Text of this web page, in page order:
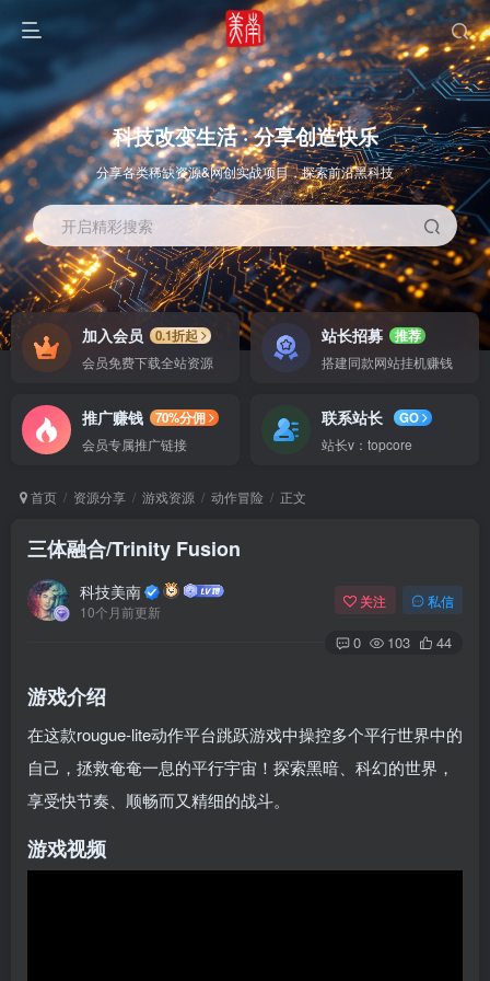
OS教程 SOFT教程
软件 Linux软件 Android软件
科技改变生活 · 分享创造快乐
分享各类稀缺资源&网创实战项目，探索前沿黑科技
开启精彩搜索
加入会员
0.1折起
会员免费下载全站资源
站长招募
推荐
搭建同款网站挂机赚钱
推广赚钱
70%分佣
会员专属推广链接
联系站长
GO
站长v：topcore
首页 资源分享 游戏资源 动作冒险 正文
三体融合/Trinity Fusion
科技美南
10个月前更新
关注 私信
0 103 44
游戏介绍
在这款rougue-lite动作平台跳跃游戏中操控多个平行世界中的
自己，拯救奄奄一息的平行宇宙！探索黑暗、科幻的世界，
享受快节奏、顺畅而又精细的战斗。
游戏视频